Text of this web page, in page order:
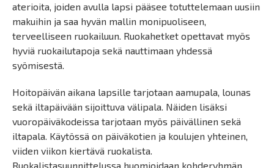
aterioita, joiden avulla lapsi pääsee totuttelemaan uusiin
makuihin ja saa hyvän mallin monipuoliseen,
terveelliseen ruokailuun. Ruokahetket opettavat myös
hyviä ruokailutapoja sekä nauttimaan yhdessä
syömisestä.
Hoitopäivän aikana lapsille tarjotaan aamupala, lounas
sekä iltapäivään sijoittuva välipala. Näiden lisäksi
vuoropäiväkodeissa tarjotaan myös päivällinen sekä
iltapala. Käytössä on päiväkotien ja koulujen yhteinen,
viiden viikon kiertävä ruokalista.
Ruokalistasuunnittelussa huomioidaan kohderyhmän